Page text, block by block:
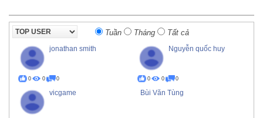
Tuần Tháng Tất cả
jonathan smith
0 0 0
Nguyễn quốc huy
0 0 0
vicgame Bùi Văn Tùng